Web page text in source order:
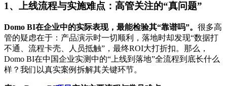
1、上线流程与实施难点：高管关注的“真问题”
Domo BI在企业中的实际表现，最能检验其“靠谱吗”。 很多高
管的疑虑在于：产品演示时一切顺利，落地时却发现“数据打
不通、流程卡壳、人员抵触”，最终ROI大打折扣。那么，
Domo BI在中国企业实测中的“上线到落地”全流程到底长什么
样？我们以真实案例拆解其关键环节。